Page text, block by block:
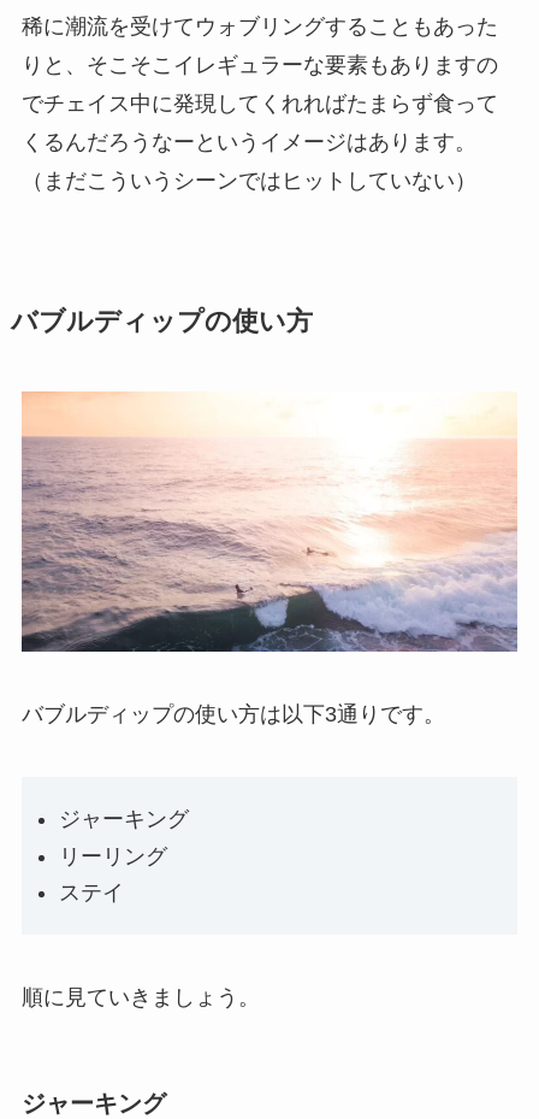
稀に潮流を受けてウォブリングすることもあった
りと、そこそこイレギュラーな要素もありますの
でチェイス中に発現してくれればたまらず食って
くるんだろうなーというイメージはあります。
（まだこういうシーンではヒットしていない）
バブルディップの使い方
バブルディップの使い方は以下3通りです。
ジャーキング
リーリング
ステイ
順に見ていきましょう。
ジャーキング